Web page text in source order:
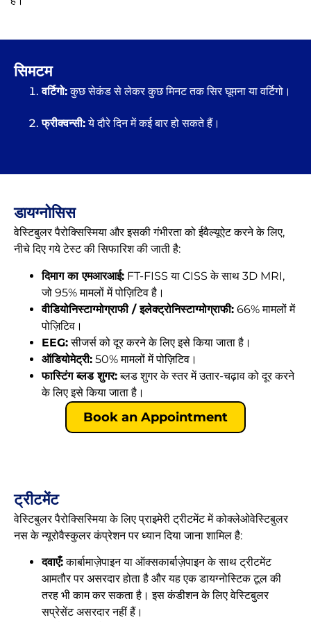
सिमटम
वर्टिगो:कुछ सेकंड से लेकर कुछ मिनट तक सिर घूमना या वर्टिगो।
फ्रीक्वन्सी:ये दौरे दिन में कई बार हो सकते हैं।
डायग्नोसिस
वेस्टिबुलर पैरोक्सिस्मिया और इसकी गंभीरता को ईवैल्यूऐट करने के लिए,
नीचे दिए गये टेस्ट की सिफारिश की जाती है:
दिमाग का एमआरआई: FT-FISS या CISS के साथ 3D MRI,
जो 95% मामलों में पोज़िटिव है।
वीडियोनिस्टाग्मोग्राफी / इलेक्ट्रोनिस्टाग्मोग्राफी: 66% मामलों में
पोज़िटिव।
EEG:सीजर्स को दूर करने के लिए इसे किया जाता है।
ऑडियोमेट्री: 50% मामलों में पोज़िटिव।
फास्टिंग ब्लड शुगर:ब्लड शुगर के स्तर में उतार-चढ़ाव को दूर करने
के लिए इसे किया जाता है।
Book an Appointment
ट्रीटमेंट
वेस्टिबुलर पैरोक्सिस्मिया के लिए प्राइमेरी ट्रीटमेंट में कोक्लेओवेस्टिबुलर
नस के न्यूरोवैस्कुलर कंप्रेशन पर ध्यान दिया जाना शामिल है:
दवाएँ:कार्बामाज़ेपाइन या ऑक्सकार्बाज़ेपाइन के साथ ट्रीटमेंट
आमतौर पर असरदार होता है और यह एक डायग्नोस्टिक टूल की
तरह भी काम कर सकता है। इस कंडीशन के लिए वेस्टिबुलर
सप्रेसेंट असरदार नहीं हैं।